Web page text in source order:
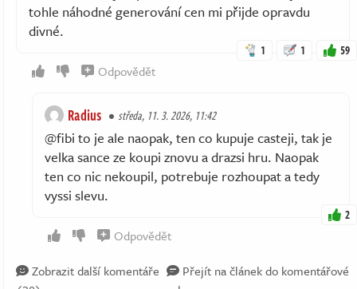
tohle náhodné generování cen mi přijde opravdu
divné.
1 1 59
Odpovědět
Radius středa, 11. 3. 2026, 11:42
@fibi to je ale naopak, ten co kupuje casteji, tak je
velka sance ze koupi znovu a drazsi hru. Naopak
ten co nic nekoupil, potrebuje rozhoupat a tedy
vyssi slevu.
2
Odpovědět
Zobrazit další komentáře
Přejít na článek do komentářové